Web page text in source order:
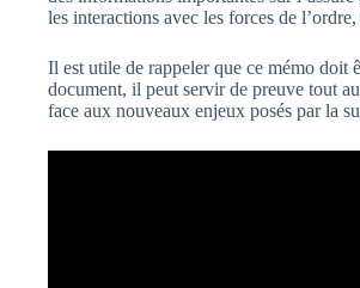
les interactions avec les forces de
Il est utile de rappeler que ce mémo doit
document, il peut servir de preuve tout
face aux nouveaux enjeux posés par la